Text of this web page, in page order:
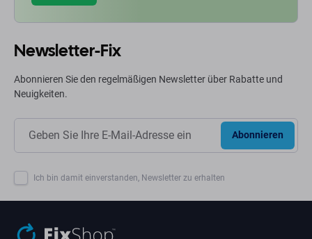
Newsletter-Fix
Abonnieren Sie den regelmäßigen Newsletter über Rabatte und
Neuigkeiten.
Abonnieren
Ich bin damit einverstanden, Newsletter zu erhalten